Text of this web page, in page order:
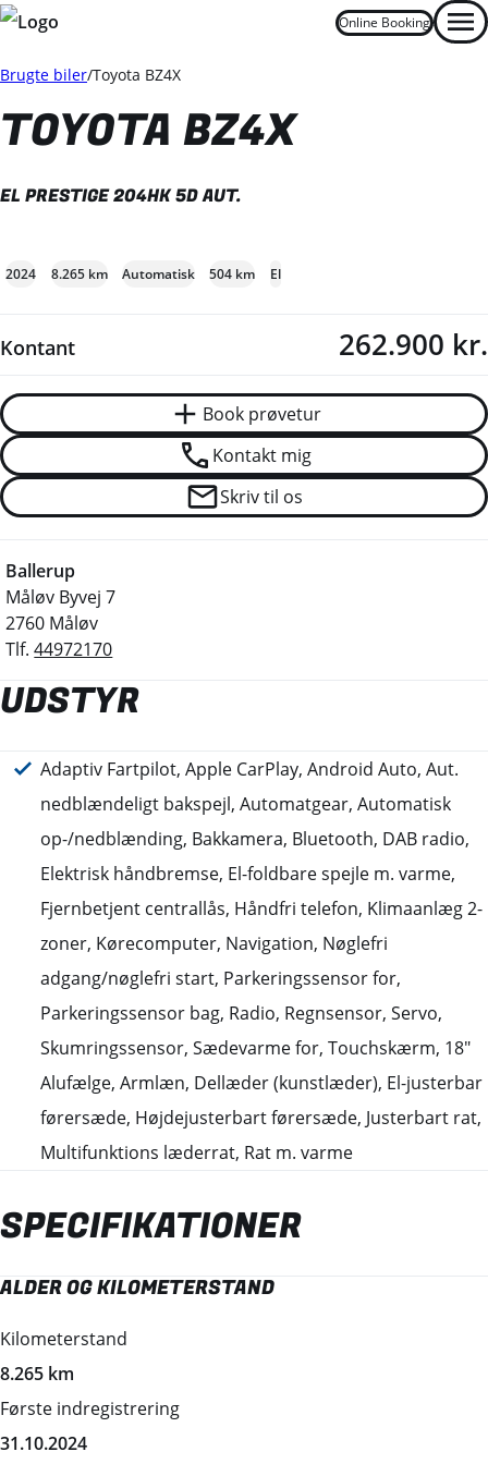
Online Booking
Book prøvetur
Brugte biler Toyota BZ4X
TOYOTA BZ4X
EL PRESTIGE 204HK 5D AUT.
2024 8.265 km Automatisk 504 km El
Kontant 262.900 kr.
Book prøvetur
Kontakt mig
Skriv til os
Ballerup
Måløv Byvej 7
2760 Måløv
Tlf.44972170
UDSTYR
Adaptiv Fartpilot, Apple CarPlay, Android Auto, Aut.
nedblændeligt bakspejl, Automatgear, Automatisk
op-/nedblænding, Bakkamera, Bluetooth, DAB radio,
Elektrisk håndbremse, El-foldbare spejle m. varme,
Fjernbetjent centrallås, Håndfri telefon, Klimaanlæg 2-
zoner, Kørecomputer, Navigation, Nøglefri
adgang/nøglefri start, Parkeringssensor for,
Parkeringssensor bag, Radio, Regnsensor, Servo,
Skumringssensor, Sædevarme for, Touchskærm, 18"
Alufælge, Armlæn, Dellæder (kunstlæder), El-justerbar
førersæde, Højdejusterbart førersæde, Justerbart rat,
Multifunktions læderrat, Rat m. varme
SPECIFIKATIONER
ALDER OG KILOMETERSTAND
Kilometerstand
8.265 km
Første indregistrering
31.10.2024
MOTOR OG YDELSE
0-100 km/t
7,50 sek.
Tophastighed
160 km/t
ELEKTRISKE EGENSKABER
Batteristørrelse
71,40 kWh
Rækkevidde (WLTP)
504,00 km
RUMMELIGHED OG MÅL
Køreklar vægt
1999 kg
Totalvægt
2465 kg
ØKONOMI
Energiforbrug (WLTP)
6,80 km/kWh
Grøn ejerafgift (årlig)
920